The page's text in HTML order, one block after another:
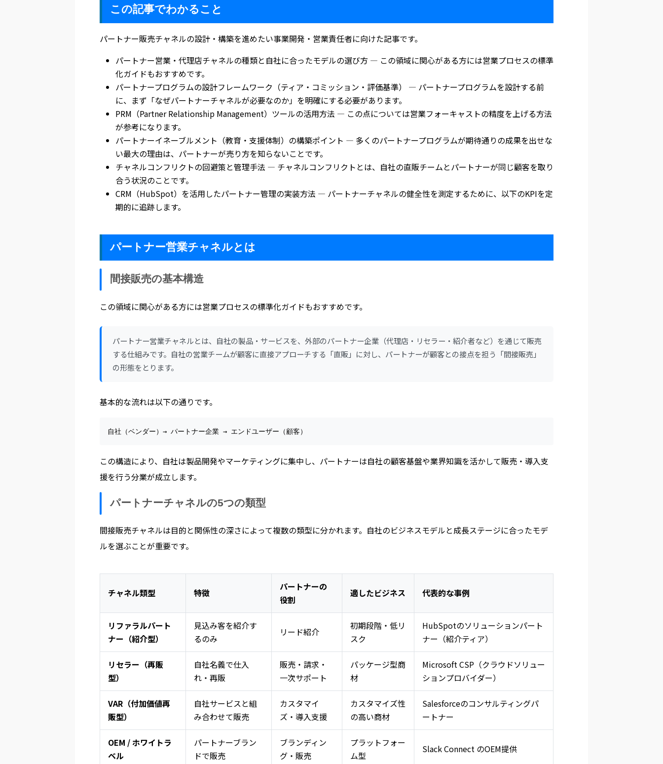
この記事でわかること
パートナー販売チャネルの設計・構築を進めたい事業開発・営業責任者に向けた記事です。
パートナー営業・代理店チャネルの種類と自社に合ったモデルの選び方 — この領域に関心がある方には営業プロセスの標準
化ガイドもおすすめです。
パートナープログラムの設計フレームワーク（ティア・コミッション・評価基準） — パートナープログラムを設計する前
に、まず「なぜパートナーチャネルが必要なのか」を明確にする必要があります。
PRM（Partner Relationship Management）ツールの活用方法 — この点については営業フォーキャストの精度を上げる方法
が参考になります。
パートナーイネーブルメント（教育・支援体制）の構築ポイント — 多くのパートナープログラムが期待通りの成果を出せな
い最大の理由は、パートナーが売り方を知らないことです。
チャネルコンフリクトの回避策と管理手法 — チャネルコンフリクトとは、自社の直販チームとパートナーが同じ顧客を取り
合う状況のことです。
CRM（HubSpot）を活用したパートナー管理の実装方法 — パートナーチャネルの健全性を測定するために、以下のKPIを定
期的に追跡します。
パートナー営業チャネルとは
間接販売の基本構造
この領域に関心がある方には営業プロセスの標準化ガイドもおすすめです。
パートナー営業チャネルとは、自社の製品・サービスを、外部のパートナー企業（代理店・リセラー・紹介者など）を通じて販売
する仕組みです。自社の営業チームが顧客に直接アプローチする「直販」に対し、パートナーが顧客との接点を担う「間接販売」
の形態をとります。
基本的な流れは以下の通りです。
自社（ベンダー）→ パートナー企業 → エンドユーザー（顧客）
この構造により、自社は製品開発やマーケティングに集中し、パートナーは自社の顧客基盤や業界知識を活かして販売・導入支
援を行う分業が成立します。
パートナーチャネルの5つの類型
間接販売チャネルは目的と関係性の深さによって複数の類型に分かれます。自社のビジネスモデルと成長ステージに合ったモデ
ルを選ぶことが重要です。
チャネル類型 特徴
パートナーの
役割
適したビジネス 代表的な事例
リファラルパート
ナー（紹介型）
見込み客を紹介す
るのみ
リード紹介
初期段階・低リ
スク
HubSpotのソリューションパート
ナー（紹介ティア）
リセラー（再販
型）
自社名義で仕入
れ・再販
販売・請求・
一次サポート
パッケージ型商
材
Microsoft CSP（クラウドソリュー
ションプロバイダー）
VAR（付加価値再
販型）
自社サービスと組
み合わせて販売
カスタマイ
ズ・導入支援
カスタマイズ性
の高い商材
Salesforceのコンサルティングパ
ートナー
OEM / ホワイトラ
ベル
パートナーブラン
ドで販売
ブランディン
グ・販売
プラットフォー
ム型
Slack Connect のOEM提供